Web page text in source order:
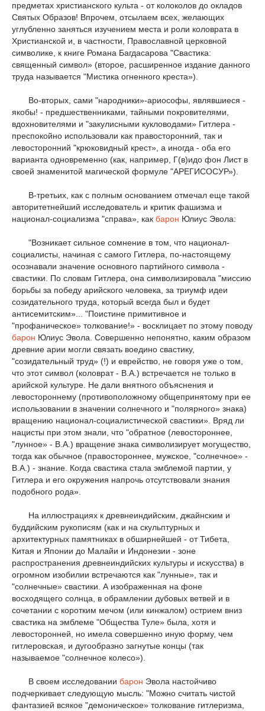
предметах христианского культа - от колоколов до окладов
Святых Образов! Впрочем, отсылаем всех, желающих
углубленно заняться изучением места и роли коловрата в
Христианской и, в частности, Православной церковной
символике, к книге Романа Багдасарова "Свастика:
священный символ» (второе, расширенное издание данного
труда называется "Мистика огненного креста»).
Во-вторых, сами "народники»-ариософы, являвшиеся -
якобы! - предшественниками, тайными покровителями,
вдохновителями и "закулисными кукловодами» Гитлера -
преспокойно использовали как правосторонний, так и
левосторонний "крюковидный крест», а иногда - оба его
варианта одновременно (как, например, Г(в)идо фон Лист в
своей знаменитой магической формуле "АРЕГИСОСУР»).
В-третьих, как с полным основанием отмечал еще такой
авторитетнейший исследователь и критик фашизма и
национал-социализма "справа», как барон Юлиус Эвола:
"Возникает сильное сомнение в том, что национал-
социалисты, начиная с самого Гитлера, по-настоящему
осознавали значение основного партийного символа -
свастики. По словам Гитлера, она символизировала "миссию
борьбы за победу арийского человека, за триумф идеи
созидательного труда, который всегда был и будет
антисемитским»... "Поистине примитивное и
"профаническое» толкование!» - восклицает по этому поводу
барон Юлиус Эвола. Совершенно непонятно, каким образом
древние арии могли связать воедино свастику,
"созидательный труд» (!) и еврейство, не говоря уже о том,
что этот символ (коловрат - В.А.) встречается не только в
арийской культуре. Не дали внятного объяснения и
левостороннему (противоположному общепринятому при ее
использовании в значении солнечного и "полярного» знака)
вращению национал-социалистической свастики». Вряд ли
нацисты при этом знали, что "обратное (левостороннее,
"лунное» - В.А.) вращение знака символизирует могущество,
тогда как обычное (правостороннее, мужское, "солнечное» -
В.А.) - знание. Когда свастика стала эмблемой партии, у
Гитлера и его окружения напрочь отсутствовали знания
подобного рода».
На иллюстрациях к древнеиндийским, джайнским и
буддийским рукописям (как и на скульптурных и
архитектурных памятниках в обширнейшей - от Тибета,
Китая и Японии до Малайи и Индонезии - зоне
распространения древнеиндийских культуры и искусства) в
огромном изобилии встречаются как "лунные», так и
"солнечные» свастики. А изображенная на фоне
восходящего солнца, в обрамлении дубовых ветвей и в
сочетании с коротким мечом (или кинжалом) острием вниз
свастика на эмблеме "Общества Туле» была, хотя и
левосторонней, но имела совершенно иную форму, чем
гитлеровская, и дугообразно загнутые концы (так
называемое "солнечное колесо»).
В своем исследовании барон Эвола настойчиво
подчеркивает следующую мысль: "Можно считать чистой
фантазией всякое "демоническое» толкование гитлеризма,